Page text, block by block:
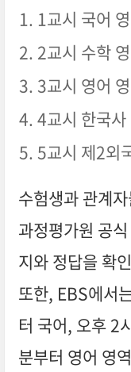
1교시 국어
2교시 수학
3교시 영어
4교시 한국
5교시 제2외
수험생과 관계
과정평가원 공
지와 정답을 확
또한, EBS에서
터 국어, 오후 2
분부터 영어 영